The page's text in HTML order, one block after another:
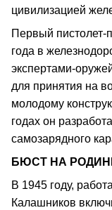
цивилизацией
Первый пистолет-
года в
экспертами-
для принятия на
молодому
годах он
самозарядного
БЮСТ НА
В 1945 году,
Калашников